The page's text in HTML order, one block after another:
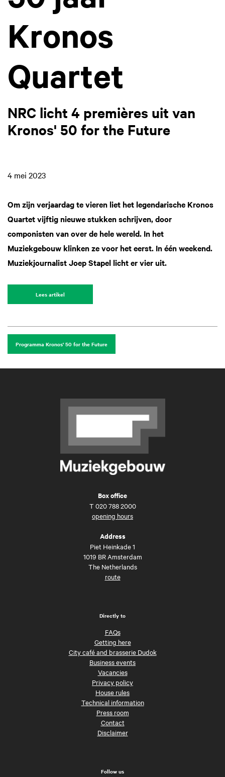
Kronos
Quartet
NRC licht 4 premières uit van
Kronos' 50 for the Future
4 mei 2023
Om zijn verjaardag te vieren liet het legendarische Kronos
Quartet vijftig nieuwe stukken schrijven, door
componisten van over de hele wereld. In het
Muziekgebouw klinken ze voor het eerst. In één weekend.
Muziekjournalist Joep Stapel licht er vier uit.
Lees artikel
Programma Kronos' 50 for the Future
Box office
T 020 788 2000
opening hours
Address
Piet Heinkade 1
1019 BR Amsterdam
The Netherlands
route
Directly to
FAQs
Getting here
City café and brasserie Dudok
Business events
Vacancies
Privacy policy
House rules
Technical information
Press room
Contact
Disclaimer
Follow us